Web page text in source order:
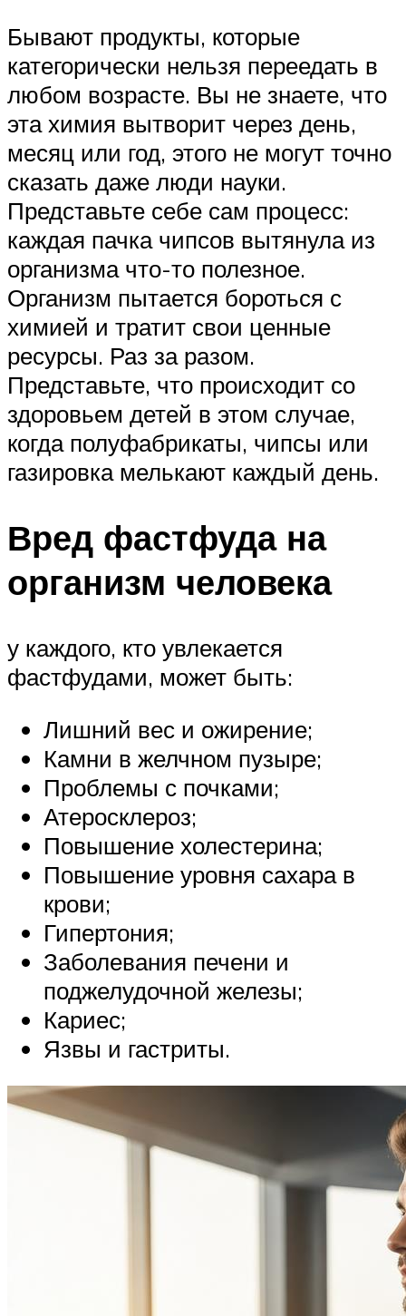
Бывают продукты, которые
категорически нельзя переедать в
любом возрасте. Вы не знаете, что
эта химия вытворит через день,
месяц или год, этого не могут точно
сказать даже люди науки.
Представьте себе сам процесс:
каждая пачка чипсов вытянула из
организма что-то полезное.
Организм пытается бороться с
химией и тратит свои ценные
ресурсы. Раз за разом.
Представьте, что происходит со
здоровьем детей в этом случае,
когда полуфабрикаты, чипсы или
газировка мелькают каждый день.
Вред фастфуда на
организм человека
у каждого, кто увлекается
фастфудами, может быть:
Лишний вес и ожирение;
Камни в желчном пузыре;
Проблемы с почками;
Атеросклероз;
Повышение холестерина;
Повышение уровня сахара в
крови;
Гипертония;
Заболевания печени и
поджелудочной железы;
Кариес;
Язвы и гастриты.